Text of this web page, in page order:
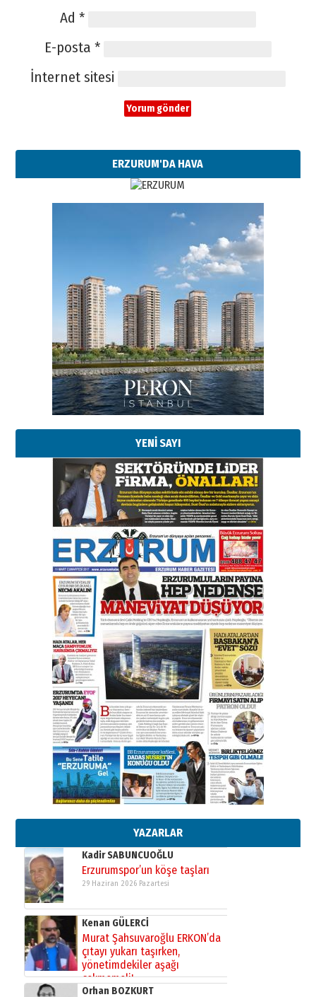
Ad *
E-posta *
İnternet sitesi
ERZURUM'DA HAVA
YENİ SAYI
YAZARLAR
Esat BİNDESEN
Başkan Sekmen’den Erzurum’a
bir vizyon proje daha!
02 Ağustos 2026 Pazar
Kadir SABUNCUOĞLU
Erzurumspor’un köşe taşları
29 Haziran 2026 Pazartesi
Kenan GÜLERCİ
Murat Şahsuvaroğlu ERKON’da
çıtayı yukarı taşırken,
yönetimdekiler aşağı
çekmemeli!
17 Şubat 2026 SalıOrhan BOZKURT
Bir fotoğraf, bir şehir, bir
gazeteci… Dizginler kimin
elinde?
31 Mart 2026 Salı
A. Berhan Yılmaz
BİR BÖLÜM DEĞİL, BİR ÖMÜR
SEÇİYORSUNUZ… “NEDEN
ATATÜRK ÜNİVERSİTESİ?”
28 Temmuz 2026 Salı
Ahmet Gökhan YAZICI
Ahmed Yesevi’den bir Alperen…
”Reisimiz” idi… Hakka yürüdü.!
26 Mart 2026 Perşembe
Cem Bakırcı
Ardında bıraktığı hatıralarıyla
gönül adamı Faruk Terzioğlu!
13 Mayıs 2026 Çarşamba
Esat BİNDESEN
Başkan Sekmen’den Erzurum’a
bir vizyon proje daha!
02 Ağustos 2026 Pazar
Kadir SABUNCUOĞLU
Erzurumspor’un köşe taşları
29 Haziran 2026 Pazartesi
Kenan GÜLERCİ
Murat Şahsuvaroğlu ERKON’da
çıtayı yukarı taşırken,
yönetimdekiler aşağı
çekmemeli!
17 Şubat 2026 SalıOrhan BOZKURT